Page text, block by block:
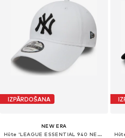
IZPĀRDOŠANA
NEW ERA
Hūte 'LEAGUE ESSENTIAL 940 NEYYAN'